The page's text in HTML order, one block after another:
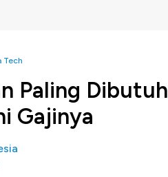
Tech
Paling
Gajinya